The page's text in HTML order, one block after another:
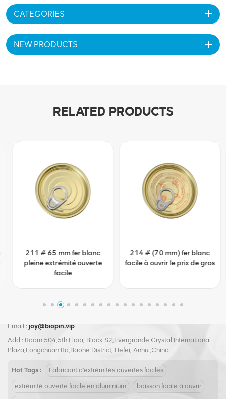
CATEGORIES
NEW PRODUCTS
RELATED PRODUCTS
211 # 65 mm fer blanc
pleine extrémité ouverte
facile
214 # (70 mm) fer blanc
facile à ouvrir le prix de gros
Email : joy@biopin.vip
Add : Room 504,5th Floor, Block S2,Evergrande Crystal International
Plaza,Longchuan Rd,Baohe District, Hefei, Anhui,China
Hot Tags : Fabricant d'extrémités ouvertes faciles
extrémité ouverte facile en aluminium boisson facile à ouvrir